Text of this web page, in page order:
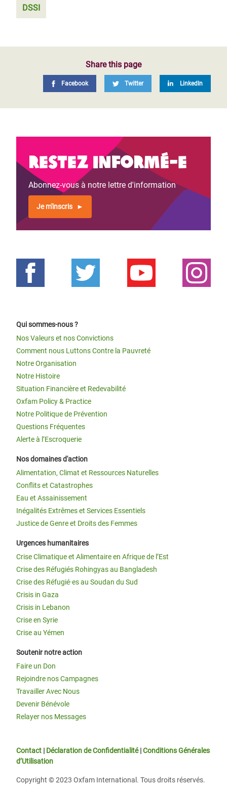
DSSI
Share this page
Facebook Twitter LinkedIn
Restez informé-e
Abonnez-vous à notre lettre d'information
Je m'inscris
Qui sommes-nous ?
Nos Valeurs et nos Convictions
Comment nous Luttons Contre la Pauvreté
Notre Organisation
Notre Histoire
Situation Financière et Redevabilité
Oxfam Policy & Practice
Notre Politique de Prévention
Questions Fréquentes
Alerte à l’Escroquerie
Nos domaines d'action
Alimentation, Climat et Ressources Naturelles
Conflits et Catastrophes
Eau et Assainissement
Inégalités Extrêmes et Services Essentiels
Justice de Genre et Droits des Femmes
Urgences humanitaires
Crise Climatique et Alimentaire en Afrique de l’Est
Crise des Réfugiés Rohingyas au Bangladesh
Crise des Réfugié·es au Soudan du Sud
Crisis in Gaza
Crisis in Lebanon
Crise en Syrie
Crise au Yémen
Soutenir notre action
Faire un Don
Rejoindre nos Campagnes
Travailler Avec Nous
Devenir Bénévole
Relayer nos Messages
Contact | Déclaration de Confidentialité|Conditions Générales
d’Utilisation
Copyright © 2023 Oxfam International. Tous droits réservés.